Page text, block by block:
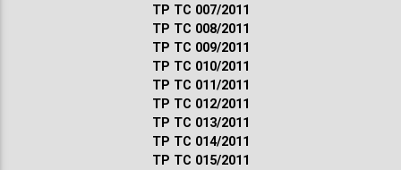
ТР ТС 007/2011
ТР ТС 008/2011
ТР ТС 009/2011
ТР ТС 010/2011
ТР ТС 011/2011
ТР ТС 012/2011
ТР ТС 013/2011
ТР ТС 014/2011
ТР ТС 015/2011